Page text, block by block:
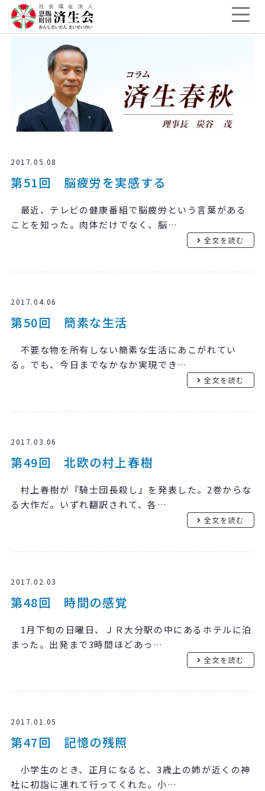
2017.05.08
第51回 脳疲労を実感する
最近、テレビの健康番組で脳疲労という言葉がある
ことを知った。肉体だけでなく、脳…
全文を読む
2017.04.06
第50回 簡素な生活
不要な物を所有しない簡素な生活にあこがれてい
る。でも、今日までなかなか実現でき…
全文を読む
2017.03.06
第49回 北欧の村上春樹
村上春樹が『騎士団長殺し』を発表した。2巻からな
る大作だ。いずれ翻訳されて、各…
全文を読む
2017.02.03
第48回 時間の感覚
1月下旬の日曜日、ＪＲ大分駅の中にあるホテルに泊
まった。出発まで3時間ほどあっ…
全文を読む
2017.01.05
第47回 記憶の残照
小学生のとき、正月になると、3歳上の姉が近くの神
社に初詣に連れて行ってくれた。小…